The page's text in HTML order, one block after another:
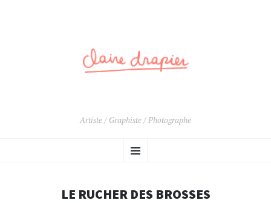
Artiste / Graphiste / Photographe
Menu
AU
LE RUCHER DES BROSSES